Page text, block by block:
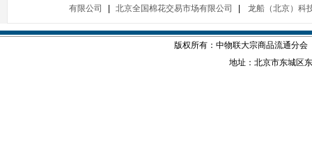
有限公司
北京全国棉花交易市场有限公司 龙船（北京）科
版权所有：中物联大宗商品流通分
地址：北京市东城区